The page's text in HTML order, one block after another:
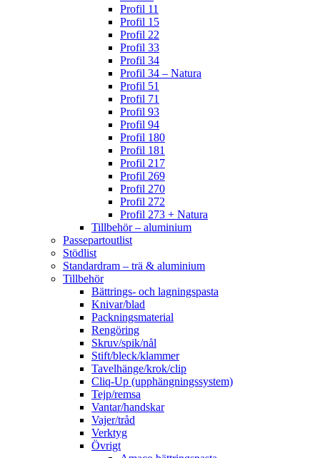
Profil 11
Profil 15
Profil 22
Profil 33
Profil 34
Profil 34 – Natura
Profil 51
Profil 71
Profil 93
Profil 94
Profil 180
Profil 181
Profil 217
Profil 269
Profil 270
Profil 272
Profil 273 + Natura
Tillbehör – aluminium
Passepartoutlist
Stödlist
Standardram – trä & aluminium
Tillbehör
Bättrings- och lagningspasta
Knivar/blad
Packningsmaterial
Rengöring
Skruv/spik/nål
Stift/bleck/klammer
Tavelhänge/krok/clip
Cliq-Up (upphängningssystem)
Tejp/remsa
Vantar/handskar
Vajer/tråd
Verktyg
Övrigt